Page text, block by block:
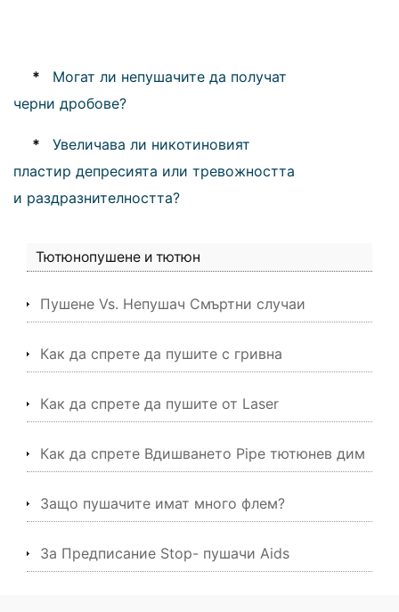
*
Могат ли непушачите да получат
черни дробове?
*
Увеличава ли никотиновият
пластир депресията или тревожността
и раздразнителността?
Тютюнопушене и тютюн
Пушене Vs. Непушач Смъртни случаи
Как да спрете да пушите с гривна
Как да спрете да пушите от Laser
Как да спрете Вдишването Pipe тютюнев дим
Защо пушачите имат много флем?
За Предписание Stop- пушачи Aids